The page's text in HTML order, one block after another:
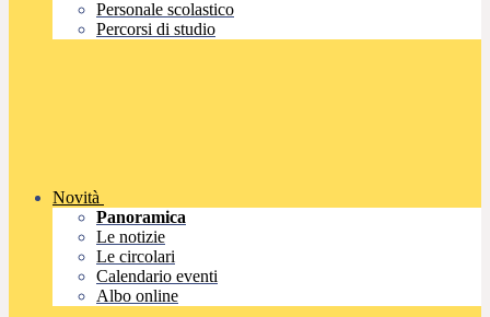
Personale scolastico
Percorsi di studio
Novità
Panoramica
Le notizie
Le circolari
Calendario eventi
Albo online